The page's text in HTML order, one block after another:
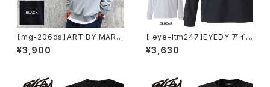
【mg-206ds】ART BY MARK
GONZALE ( What it isNt ワッ
トイットイズント) アートバイ マ
¥3,900
【 eye-ltm247】EYEDY アイデ
ィー 大きいサイズ メンズ ロング
Tシャツ GOD IS DEAD ロンT
HITE BLACK ホワイト ブラック
¥3,630